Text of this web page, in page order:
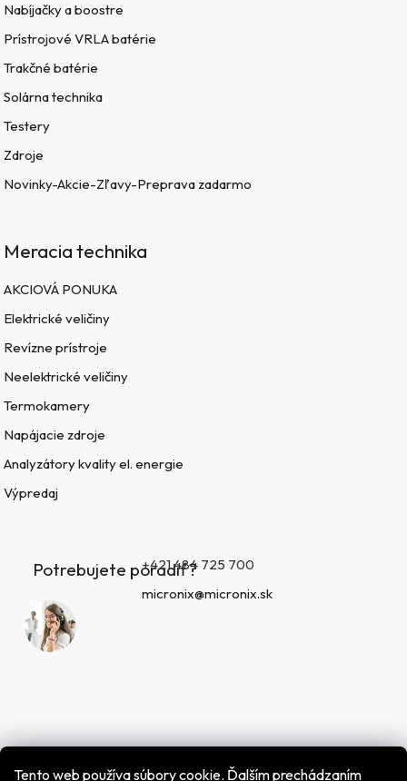
Tento web používa súbory cookie. Ďalším prechádzaním
Nabíjačky a boostre
Prístrojové VRLA batérie
Trakčné batérie
Solárna technika
Testery
Zdroje
Novinky-Akcie-Zľavy-Preprava zadarmo
Meracia technika
AKCIOVÁ PONUKA
Elektrické veličiny
Revízne prístroje
Neelektrické veličiny
Termokamery
Napájacie zdroje
Analyzátory kvality el. energie
Výpredaj
Potrebujete poradiť?+421 484 725 700
micronix@micronix.sk